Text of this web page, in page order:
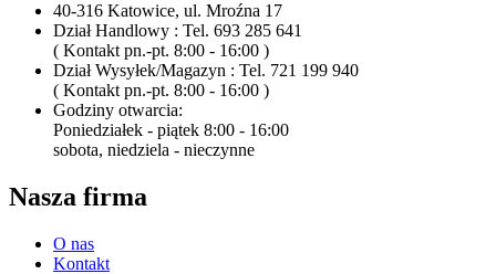
40-316 Katowice, ul. Mroźna 17
Dział Handlowy : Tel. 693 285 641
( Kontakt pn.-pt. 8:00 - 16:00 )
Dział Wysyłek/Magazyn : Tel. 721 199 940
( Kontakt pn.-pt. 8:00 - 16:00 )
Godziny otwarcia:
Poniedziałek - piątek 8:00 - 16:00
sobota, niedziela - nieczynne
Nasza firma
O nas
Kontakt